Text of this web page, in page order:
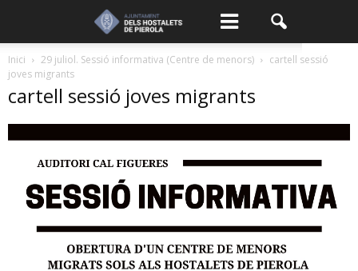
Inici 29 juliol. Sessió informativa (Centre de menors)
cartell sessió
joves migrants
cartell sessió joves migrants